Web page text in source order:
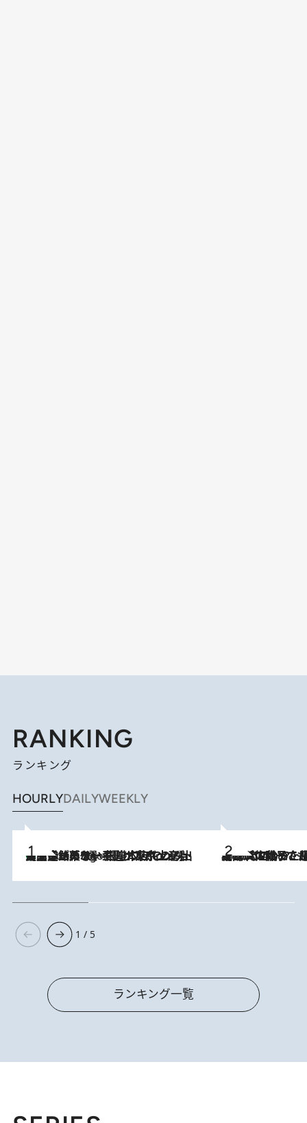
RANKING
ランキング
HOURLYDAILYWEEKLY
4 Hours Ago
【間違いのない王道・東京土産】資生堂パーラー 銀座本店でのみ出会える銘菓5選《極上プディング・濃厚チーズケーキ・ボンボンショコラほか》 2026.8.5
【阿川佐和子さんの年とる力】なぜ70代で始めた趣味は“こんなに楽しい”のか？ ピアノ、俳句…スランプに陥っても続けられる“ある秘訣”とは
1 / 5
ランキング一覧